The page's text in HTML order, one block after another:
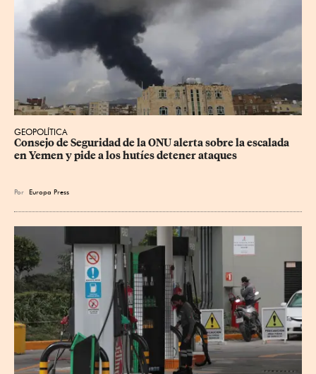
GEOPOLÍTICA
Consejo de Seguridad de la ONU alerta sobre la escalada
en Yemen y pide a los hutíes detener ataques
Por Europa Press